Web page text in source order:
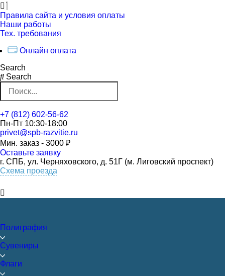
Перейти
к
контенту
Правила сайта и условия оплаты
Наши работы
Тех. требования
Онлайн оплата
Search
Search
+7 (812) 602-56-62
Пн-Пт 10:30-18:00
privet@spb-razvitie.ru
Мин. заказ - 3000 ₽
Оставьте заявку
г. СПБ, ул. Черняховского, д. 51Г (м. Лиговский проспект)
Схема проезда
Полиграфия
Сувениры
Флаги